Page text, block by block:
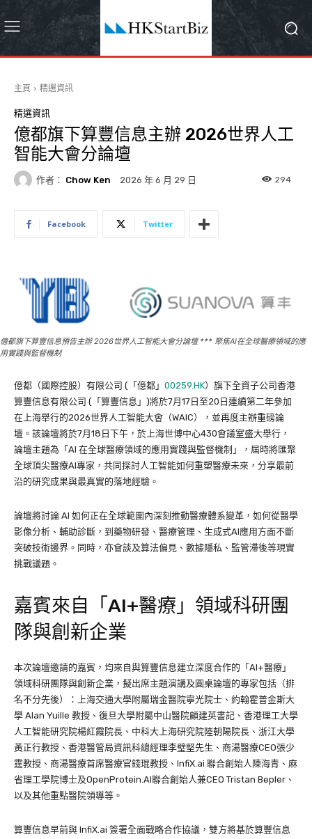
主頁 精選資訊
精選資訊
億都旗下算豐信息主辦 2026世界人工
智能大會分論壇
作者： Chow Ken 2026 年 6 月 29 日 294
Facebook Twitter
億都旗下算豐信息預告主辦 2026世界人工智能大會分論壇 *** 聚焦AI在全球醫療領域的應
用實踐與監督機制
億都（國際控股）有限公司 (「億都」 00259.HK）旗下全資子公司香港
算豐信息有限公司 (「算豐信息」)將於7月17日至20日連續第二年參加
在上海舉行的2026世界人工智能大會（WAIC），並再度主辦重磅論
壇。該論壇將於7月18日下午，於上海世博中心430會議室盛大舉行，
論壇主題為「AI 在全球醫療領域的應用實踐與監督機制」，屆時將匯聚
全球頂尖醫療AI專家，共同探討人工智能如何重塑醫療未來，分享最前
沿的研究成果與最真實的落地經驗。
論壇將討論 AI 如何正在全球範圍內深刻推動醫療體系變革，如何從醫學
影像分析、輔助診斷，到藥物研發、醫療管理、生成式AI應用方面不斷
突破技術邊界。同時，亦會談及算法偏見、數據隱私、監管滯後等現實
挑戰議題。
嘉賓來自「AI+醫療」領域科研團
隊與創新企業
本次論壇邀請的嘉賓，均來自與算豐信息建立深度合作的「AI+醫療」
領域科研團隊與創新企業，擬出席主題演講及圓桌論壇的專家包括（排
名不分先後）：上海交通大學附屬瑞金醫院寧光院士、約翰霍普金斯大
學 Alan Yuille 教授、復旦大學附屬中山醫院顧建英書記、香港理工大學
人工智能研究院楊紅霞院長、中科大上海研究院陸朝陽院長、浙江大學
黃正行教授、香港醫管局資訊科總經理李璧堅先生、商湯醫療CEO張少
霆教授、商湯醫療首席醫療官錢琨教授、InfiX.ai 聯合創始人陳海青、麻
省理工學院博士及OpenProtein.AI聯合創始人兼CEO Tristan Bepler、
以及其他重點醫院領導等。
算豐信息早前與 InfiX.ai 簽署全面戰略合作協議，雙方將基於算豐信息